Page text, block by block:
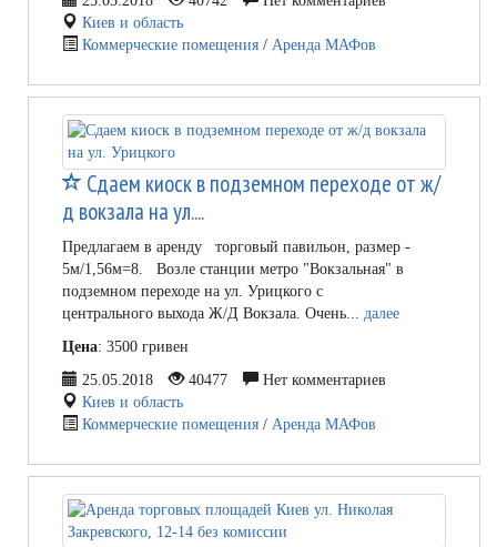
Киев и область
Коммерческие помещения / Аренда МАФов
Сдаем киоск в подземном переходе от ж/
д вокзала на ул....
Предлагаем в аренду торговый павильон, размер -
5м/1,56м=8. Возле станции метро "Вокзальная" в
подземном переходе на ул. Урицкого с
центрального выхода Ж/Д Вокзала. Очень... далее
Цена: 3500 гривен
25.05.2018
40477
Нет комментариев
Киев и область
Коммерческие помещения / Аренда МАФов